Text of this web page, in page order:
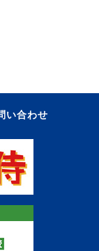
い合わせ